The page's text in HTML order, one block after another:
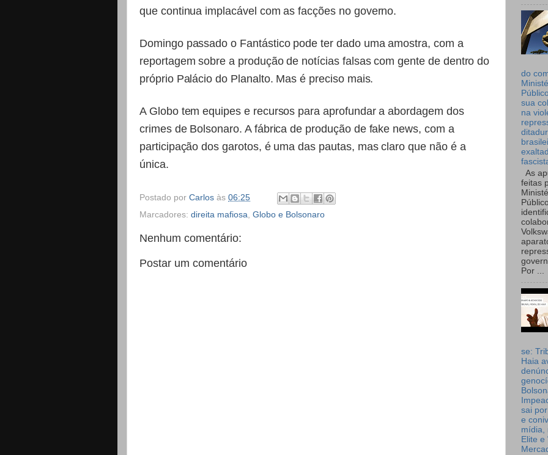
que continua implacável com as facções no governo.
Domingo passado o Fantástico pode ter dado uma amostra, com a
reportagem sobre a produção de notícias falsas com gente de dentro do
próprio Palácio do Planalto. Mas é preciso mais.
A Globo tem equipes e recursos para aprofundar a abordagem dos
crimes de Bolsonaro. A fábrica de produção de fake news, com a
participação dos garotos, é uma das pautas, mas claro que não é a
única.
Postado por Carlos às 06:25
Marcadores: direita mafiosa Globo e Bolsonaro
Nenhum comentário:
Postar um comentário
do
sua
na
As
feitas
Por ...
se:
Haia
sai
e
mídia,
Elite e